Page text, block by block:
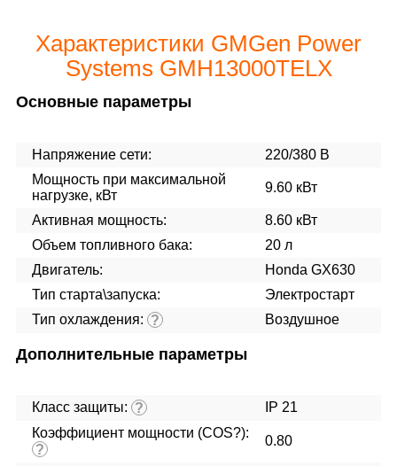
Характеристики GMGen Power
Systems GMH13000TELX
Основные параметры
Напряжение сети:
220/380 В
Мощность при максимальной
нагрузке, кВт
9.60 кВт
Активная мощность:
8.60 кВт
Объем топливного бака:
20 л
Двигатель:
Honda GX630
Тип старта\запуска:
Электростарт
Тип охлаждения: ? Воздушное
Дополнительные параметры
Класс защиты: ?
IP 21
Коэффициент мощности (COS?):
?
0.80